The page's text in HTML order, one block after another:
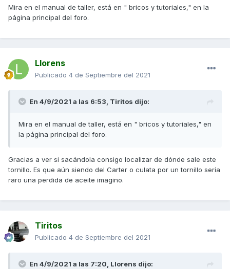
Mira en el manual de taller, está en " bricos y tutoriales," en la
página principal del foro.
Llorens
Publicado 4 de Septiembre del 2021
En 4/9/2021 a las 6:53, Tiritos dijo:
Mira en el manual de taller, está en " bricos y tutoriales," en
la página principal del foro.
Gracias a ver si sacándola consigo localizar de dónde sale este
tornillo. Es que aún siendo del Carter o culata por un tornillo sería
raro una perdida de aceite imagino.
Tiritos
Publicado 4 de Septiembre del 2021
En 4/9/2021 a las 7:20, Llorens dijo: